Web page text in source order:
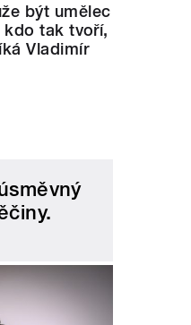
být umělec
kdo tak tvoří,
Vladimír